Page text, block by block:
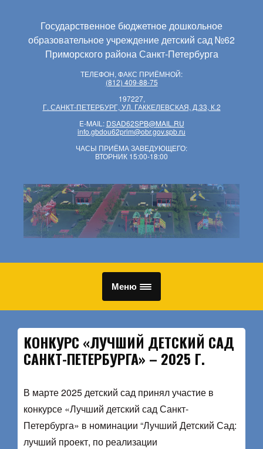
Государственное бюджетное дошкольное
образовательное учреждение детский сад №62
Приморского района Санкт-Петербурга
ТЕЛЕФОН, ФАКС ПРИЁМНОЙ:
(812) 409-88-75
197227,
Г. САНКТ-ПЕТЕРБУРГ, УЛ. ГАККЕЛЕВСКАЯ, Д.33, К.2
E-MAIL: DSAD62SPB@MAIL.RU
info.gbdou62prim@obr.gov.spb.ru
ЧАСЫ ПРИЁМА ЗАВЕДУЮЩЕГО:
ВТОРНИК 15:00-18:00
Меню
КОНКУРС «ЛУЧШИЙ ДЕТСКИЙ САД
САНКТ-ПЕТЕРБУРГА» – 2025 Г.
В марте 2025 детский сад принял участие в
конкурсе «Лучший детский сад Санкт-
Петербурга» в номинации “Лучший Детский Сад:
лучший проект, по реализации